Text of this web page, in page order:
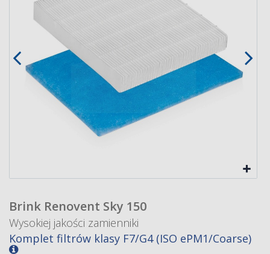
Brink Renovent Sky 150
Wysokiej jakości zamienniki
Komplet filtrów klasy F7/G4 (ISO ePM1/Coarse)